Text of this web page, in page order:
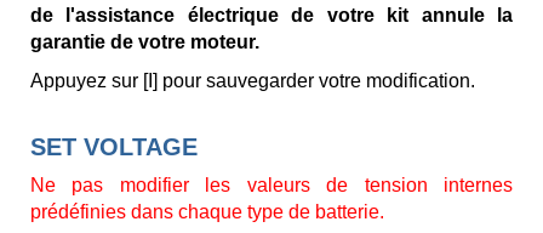
de l'assistance électrique de votre kit annule la
garantie de votre moteur.
Appuyez sur [I] pour sauvegarder votre modification.
SET VOLTAGE
Ne pas modifier les valeurs de tension internes
prédéfinies dans chaque type de batterie.